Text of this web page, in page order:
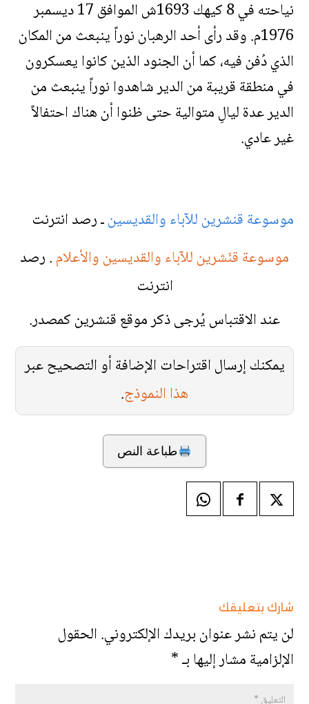
نياحته في 8 كيهك 1693ش الموافق 17 ديسمبر
1976م. وقد رأى أحد الرهبان نوراً ينبعث من المكان
الذي دُفن فيه، كما أن الجنود الذين كانوا يعسكرون
في منطقة قريبة من الدير شاهدوا نوراً ينبعث من
الدير عدة ليالِ متوالية حتى ظنوا أن هناك احتفالاً
غير عادي.
موسوعة قنشرين للآباء والقديسينـ رصد انترنت
موسوعة قنّشرين للآباء والقديسين والأعلام. رصد
انترنت
عند الاقتباس يُرجى ذكر موقع قنشرين كمصدر.
يمكنك إرسال اقتراحات الإضافة أو التصحيح عبر
هذا النموذج.
طباعة النص
شارك بتعليقك
لن يتم نشر عنوان بريدك الإلكتروني.الحقول
الإلزامية مشار إليها بـ*